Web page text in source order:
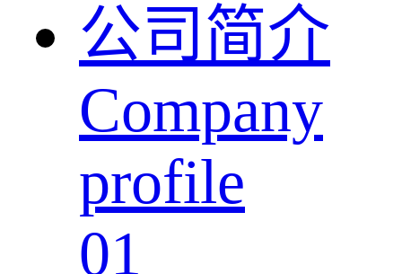
公司简介
Company
profile
01